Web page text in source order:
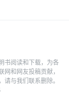
书阅读和下载，为各
和网友投稿贡献，
与我们联系删除。